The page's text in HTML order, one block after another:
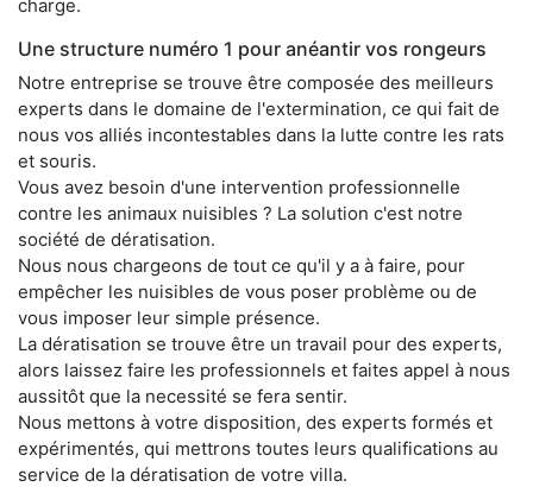
charge.
Une structure numéro 1 pour anéantir vos rongeurs
Notre entreprise se trouve être composée des meilleurs
experts dans le domaine de l'extermination, ce qui fait de
nous vos alliés incontestables dans la lutte contre les rats
et souris.
Vous avez besoin d'une intervention professionnelle
contre les animaux nuisibles ? La solution c'est notre
société de dératisation.
Nous nous chargeons de tout ce qu'il y a à faire, pour
empêcher les nuisibles de vous poser problème ou de
vous imposer leur simple présence.
La dératisation se trouve être un travail pour des experts,
alors laissez faire les professionnels et faites appel à nous
aussitôt que la necessité se fera sentir.
Nous mettons à votre disposition, des experts formés et
expérimentés, qui mettrons toutes leurs qualifications au
service de la dératisation de votre villa.